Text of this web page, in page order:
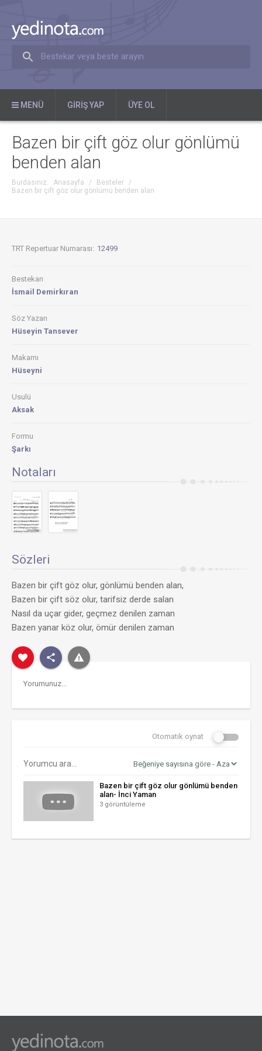
Bestekar veya beste arayın
MENÜ GIRIŞ YAP ÜYE OL
Bazen bir çift göz olur gönlümü
benden alan
Burdasınız: Anasayfa / Besteler
/
Bazen bir çift göz olur gönlümü benden alan
TRT Repertuar Numarası: 12499
Bestekarı
İsmail Demirkıran
Söz Yazarı
Hüseyin Tansever
Makamı
Hüseyni
Usulü
Aksak
Formu
Şarkı
Notaları
Sözleri
Bazen bir çift göz olur, gönlümü benden alan,
Bazen bir çift söz olur, tarifsiz derde salan
Nasıl da uçar gider, geçmez denilen zaman
Bazen yanar köz olur, ömür denilen zaman
Otomatik oynat
Bazen bir çift göz olur gönlümü benden
alan- İnci Yaman
3 görüntüleme